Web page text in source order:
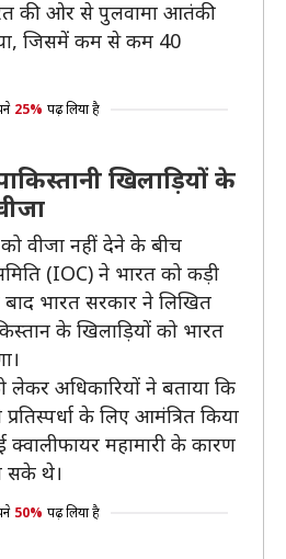
की ओर से पुलवामा आतंकी
जिसमें कम से कम 40
25% पढ़ लिया है
खिलाड़ियों के
को वीजा नहीं देने के बीच
(IOC) ने भारत को कड़ी
भारत सरकार ने लिखित
के खिलाड़ियों को भारत
लेकर अधिकारियों ने बताया कि
के लिए आमंत्रित किया
क्वालीफायर महामारी के कारण
सके थे।
50% पढ़ लिया है